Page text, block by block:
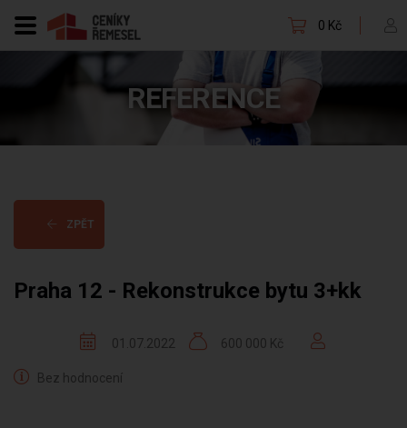
0 Kč
REFERENCE
ZPĚT
Praha 12 - Rekonstrukce bytu 3+kk
01.07.2022 600 000 Kč
Bez hodnocení